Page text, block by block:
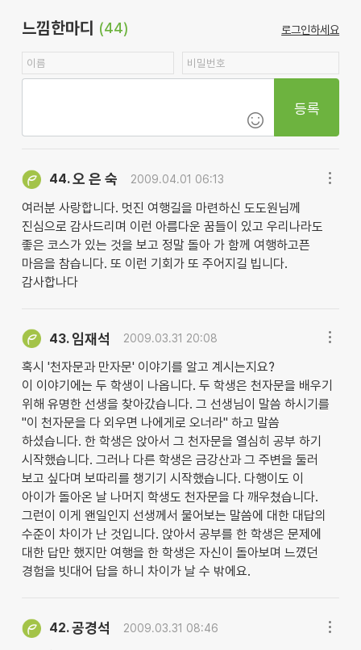
느낌한마디 (44) 로그인하세요
등록
44.오 은 숙 2009.04.01 06:13
여러분 사랑합니다. 멋진 여행길을 마련하신 도도원님께
진심으로 감사드리며 이런 아름다운 꿈들이 있고 우리나라도
좋은 코스가 있는 것을 보고 정말 돌아 가 함께 여행하고픈
마음을 참습니다. 또 이런 기회가 또 주어지길 빕니다.
감사합나다
43. 임재석 2009.03.31 20:08
혹시 '천자문과 만자문' 이야기를 알고 계시는지요?
이 이야기에는 두 학생이 나옵니다. 두 학생은 천자문을 배우기
위해 유명한 선생을 찾아갔습니다. 그 선생님이 말씀 하시기를
"이 천자문을 다 외우면 나에게로 오너라" 하고 말씀
하셨습니다. 한 학생은 앉아서 그 천자문을 열심히 공부 하기
시작했습니다. 그러나 다른 학생은 금강산과 그 주변을 둘러
보고 싶다며 보따리를 챙기기 시작했습니다. 다행이도 이
아이가 돌아온 날 나머지 학생도 천자문을 다 깨우쳤습니다.
그런이 이게 왠일인지 선생께서 물어보는 말씀에 대한 대답의
수준이 차이가 난 것입니다. 앉아서 공부를 한 학생은 문제에
대한 답만 했지만 여행을 한 학생은 자신이 돌아보며 느꼈던
경험을 빗대어 답을 하니 차이가 날 수 밖에요.
42.공경석 2009.03.31 08:46